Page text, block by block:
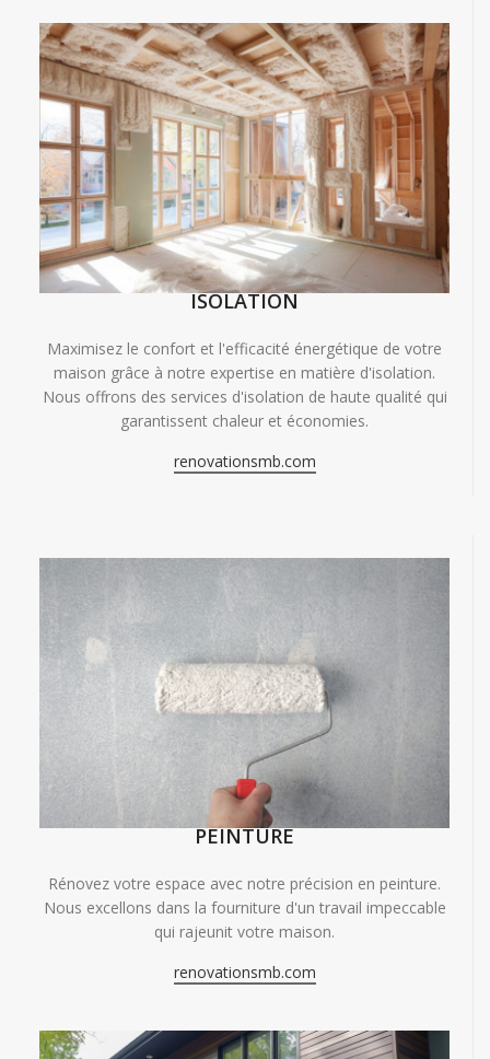
ISOLATION
Maximisez le confort et l'efficacité énergétique de votre
maison grâce à notre expertise en matière d'isolation.
Nous offrons des services d'isolation de haute qualité qui
garantissent chaleur et économies.
renovationsmb.com
PEINTURE
Rénovez votre espace avec notre précision en peinture.
Nous excellons dans la fourniture d'un travail impeccable
qui rajeunit votre maison.
renovationsmb.com